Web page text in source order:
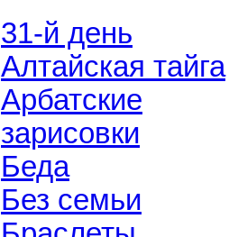
31-й день
Алтайская тайга
Арбатские
зарисовки
Беда
Без семьи